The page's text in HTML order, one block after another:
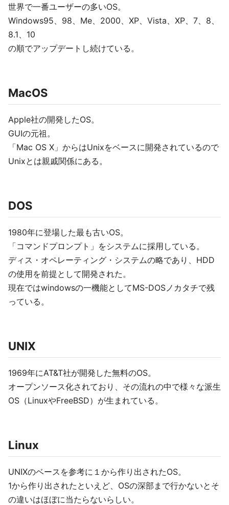
世界で一番ユーザーの多いOS。
Windows95、98、Me、2000、XP、Vista、XP、7、8、
8.1、10
の順でアップデートし続けている。
MacOS
Apple社の開発したOS。
GUIの元祖。
「Mac OS X」からはUnixをベースに開発されているので
Unixとは親戚関係にある。
DOS
1980年に登場した最も古いOS。
「コマンドプロンプト」をシステムに採用している。
ディス・オペレーティング・システムの略であり、HDD
の使用を前提として開発された。
現在ではwindowsの一機能としてMS-DOSノカタチで残
っている。
UNIX
1969年にAT&T社が開発した無料のOS。
オープンソース化されており、その流れの中で様々な派生
OS（LinuxやFreeBSD）が生まれている。
Linux
UNIXのベースを参考に１から作り出されたOS。
1から作り出されたといえど、OSの深部まで行かないとそ
の違いはほぼに当たらないらしい。